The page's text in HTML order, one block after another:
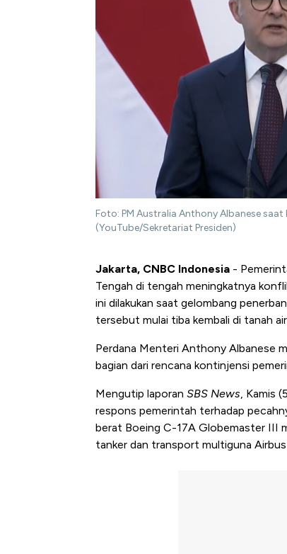
Foto: PM Australia Anthony Albanese
(YouTube/Sekretariat Presiden)
Jakarta, CNBC Indonesia -
Tengah di tengah meningkatnya
ini dilakukan saat gelombang
tersebut mulai tiba kembali di tanah
Perdana Menteri Anthony Albanese
bagian dari rencana kontinjensi
Mengutip laporan SBS News, Kamis
respons pemerintah terhadap
berat Boeing C-17A Globemaster III
tanker dan transport multiguna